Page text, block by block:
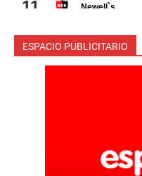
ESPACIO PUBLICITARIO